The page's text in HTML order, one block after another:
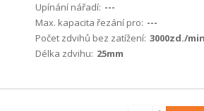
Upínání nářadí: ---
Max. kapacita řezání pro: ---
Počet zdvihů bez zatížení: 3000zd./min
Délka zdvihu: 25mm